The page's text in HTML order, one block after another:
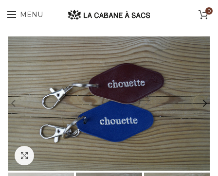
MENU 0
Cliquez pour agrandir